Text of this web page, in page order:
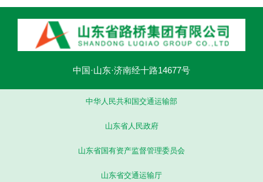
中国·山东·济南经十路14677号
中华人民共和国交通运输部
山东省人民政府
山东省国有资产监督管理委员会
山东省交通运输厅